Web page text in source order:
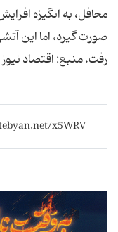
محافل، به انگیزه
صورت گیرد، اما این
رفت. منبع: اقتصاد نیوز